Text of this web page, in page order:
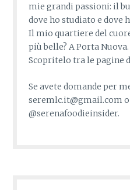
mie grandi passioni: il
dove ho studiato e dove
Il mio quartiere del
più belle? A Porta
Scopritelo tra le pagine
Se avete domande per
seremlc.it@gmail.com
@serenafoodieinsider.